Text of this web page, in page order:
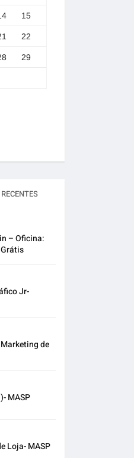
15
22
29
RECENTES
– Oficina:
Jr-
de
MASP
Loja- MASP